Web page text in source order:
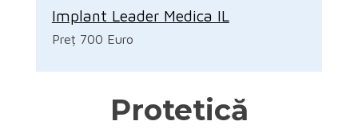
Implant Leader Medica IL
Preț 700 Euro
Protetică